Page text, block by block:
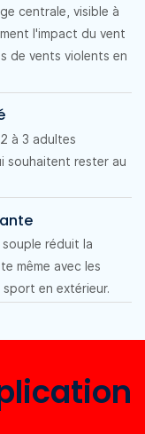
centrale, visible à
l'impact du vent
de vents violents en
à 3 adultes
souhaitent rester au
souple réduit la
même avec les
en extérieur.